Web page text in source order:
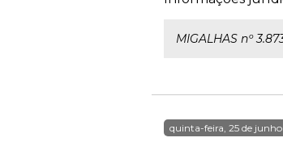
MIGALHAS nº
quinta-feira, 25 de